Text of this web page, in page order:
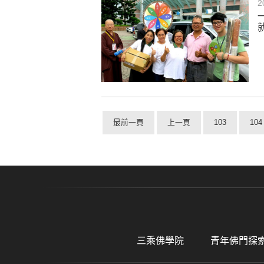
最前一頁 上一頁 103 104
三乘佛學院 青年佛門探